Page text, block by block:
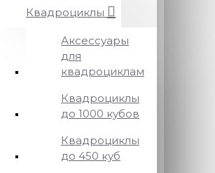
Квадроциклы
Аксессуары
для
квадроциклам
Квадроциклы
до 1000 кубов
Квадроциклы
до 450 куб